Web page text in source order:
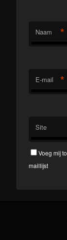
Naam *
E-mail *
Site
Voeg mij
maillijst